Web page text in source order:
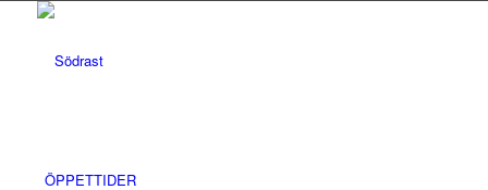
ÖPPETTIDER